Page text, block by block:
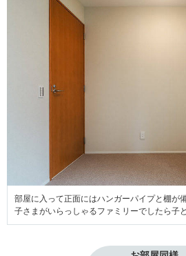
部屋に入って正面にはハンガーパイプと棚が
子さまがいらっしゃるファミリーでしたら子